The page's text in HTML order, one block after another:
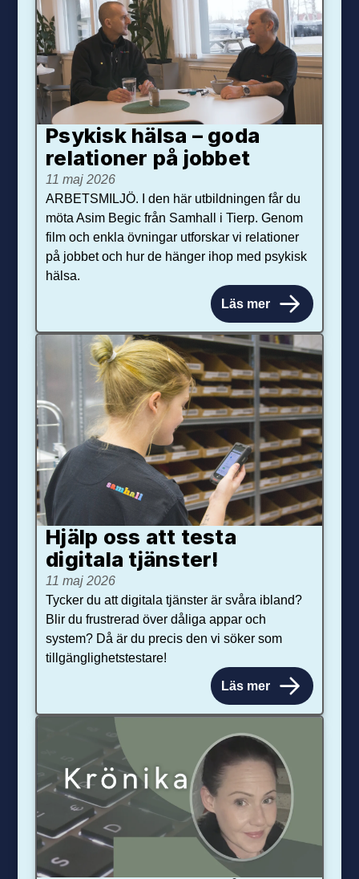
Psykisk hälsa – goda
relationer på jobbet
11 maj 2026
ARBETSMILJÖ. I den här utbildningen får du
möta Asim Begic från Samhall i Tierp. Genom
film och enkla övningar utforskar vi relationer
på jobbet och hur de hänger ihop med psykisk
hälsa.
Läs mer
Hjälp oss att testa
digitala tjänster!
11 maj 2026
Tycker du att digitala tjänster är svåra ibland?
Blir du frustrerad över dåliga appar och
system? Då är du precis den vi söker som
tillgänglighetstestare!
Läs mer